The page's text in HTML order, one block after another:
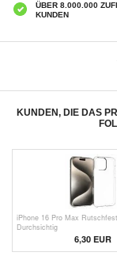
ÜBER 8.000.000
KUNDEN
KUNDEN, DIE DAS
iPhone 16 Pro Max
Durchsichtig
6,30 EUR